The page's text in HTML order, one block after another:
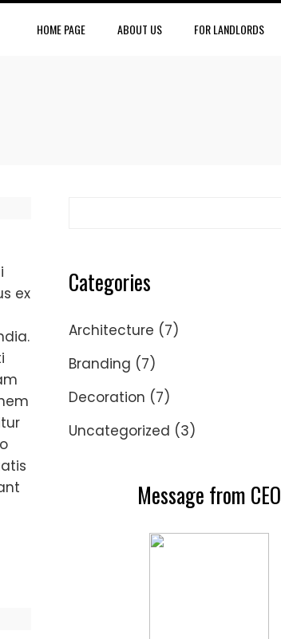
HOME PAGE ABOUT US FOR LANDLORDS
ex
Categories
Architecture (7)
Branding (7)
Decoration (7)
Uncategorized (3)
Message from CEO